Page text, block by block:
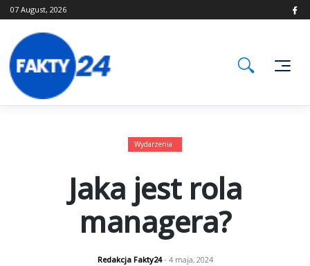
Skip
to
07 August, 2026
Wydarzenia
Jaka jest rola
managera?
Redakcja Fakty24- 4 maja, 2024